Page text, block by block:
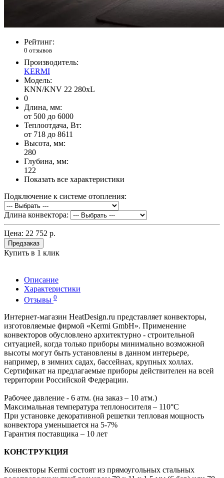
Рейтинг:
0 отзывов
Производитель:
KERMI
Модель:
KNN/KNV 22 280хL
0
Длина, мм:
от 500 до 6000
Теплоотдача, Вт:
от 718 до 8611
Высота, мм:
280
Глубина, мм:
122
Показать все характеристики
Подключение к системе отопления:
Длина конвектора:
Цена: 22 752 р.
Предзаказ
Купить в 1 клик
Описание
Характеристики
Отзывы 0
Интернет-магазин HeatDesign.ru представляет конвекторы,
изготовляемые фирмой «Kermi GmbH». Применение
конвекторов обусловлено архитектурно - строительной
ситуацией, когда только приборы минимально возможной
высоты могут быть установлены в данном интерьере,
например, в зимних садах, бассейнах, крупных холлах.
Сертификат на предлагаемые приборы действителен на всей
территории Российской Федерации.
Рабочее давление - 6 атм. (на заказ – 10 атм.)
Максимальная температура теплоносителя – 110°С
При установке декоративной решетки тепловая мощность
конвектора уменьшается на 5-7%
Гарантия поставщика – 10 лет
КОНСТРУКЦИЯ
Конвекторы Kermi состоят из прямоугольных стальных